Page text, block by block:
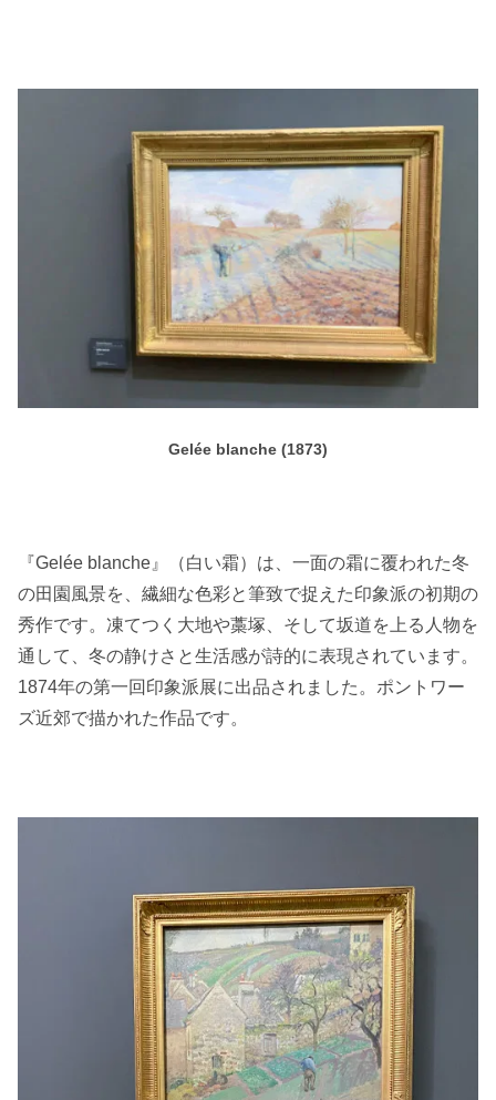
Gelée blanche (1873)
『Gelée blanche』（白い霜）は、一面の霜に覆われた冬
の田園風景を、繊細な色彩と筆致で捉えた印象派の初期の
秀作です。凍てつく大地や藁塚、そして坂道を上る人物を
通して、冬の静けさと生活感が詩的に表現されています。
1874年の第一回印象派展に出品されました。ポントワー
ズ近郊で描かれた作品です。